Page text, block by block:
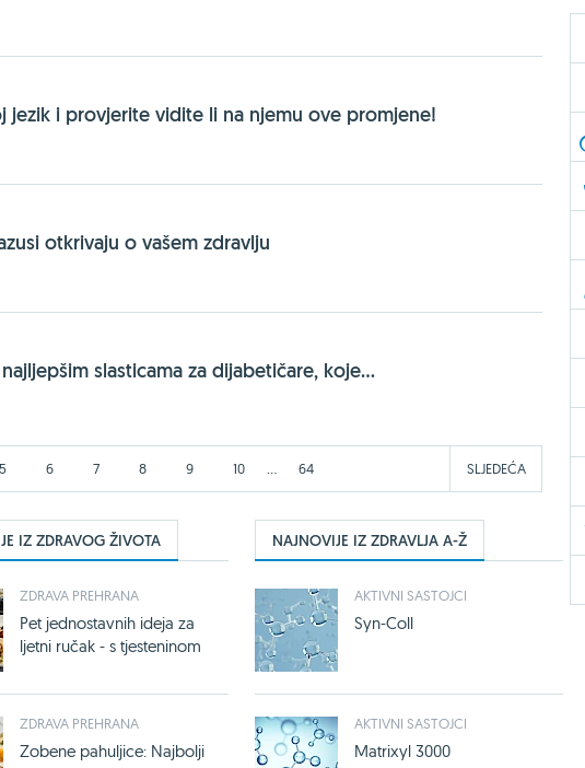
jezik i provjerite vidite li na njemu ove promjene!
otkrivaju o vašem zdravlju
slasticama za dijabetičare, koje...
5 6 7 8 9 10 ... 64 SLJEDEĆA
IZ ZDRAVOG ŽIVOTA
ZDRAVA PREHRANA
Pet jednostavnih ideja za
ljetni ručak - s tjesteninom
ZDRAVA PREHRANA
Zobene pahuljice: Najbolji
NAJNOVIJE IZ ZDRAVLJA A-Ž
AKTIVNI SASTOJCI
Syn-Coll
AKTIVNI SASTOJCI
Matrixyl 3000